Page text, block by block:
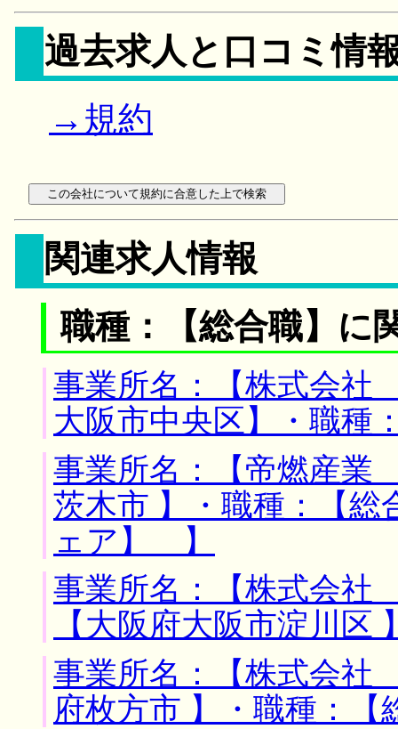
過去求人と口コミ情
→規約
関連求人情報
職種：【総合職】に
事業所名：【株式会
大阪市中央区】・職
事業所名：【帝燃産業
茨木市 】・職種：【
ェア】 】
事業所名：【株式会
【大阪府大阪市淀川
事業所名：【株式会社
府枚方市 】・職種：